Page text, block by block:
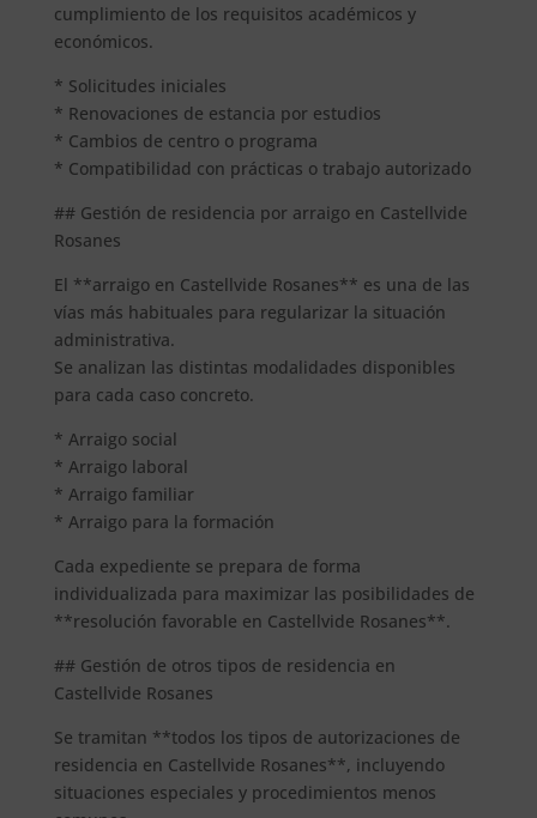
cumplimiento de los requisitos académicos y
económicos.
* Solicitudes iniciales
* Renovaciones de estancia por estudios
* Cambios de centro o programa
* Compatibilidad con prácticas o trabajo autorizado
## Gestión de residencia por arraigo en Castellvide
Rosanes
El **arraigo en Castellvide Rosanes** es una de las
vías más habituales para regularizar la situación
administrativa.
Se analizan las distintas modalidades disponibles
para cada caso concreto.
* Arraigo social
* Arraigo laboral
* Arraigo familiar
* Arraigo para la formación
Cada expediente se prepara de forma
individualizada para maximizar las posibilidades de
**resolución favorable en Castellvide Rosanes**.
## Gestión de otros tipos de residencia en
Castellvide Rosanes
Se tramitan **todos los tipos de autorizaciones de
residencia en Castellvide Rosanes**, incluyendo
situaciones especiales y procedimientos menos